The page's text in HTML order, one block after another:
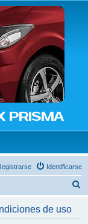
PRISMA
Identificarse
de uso